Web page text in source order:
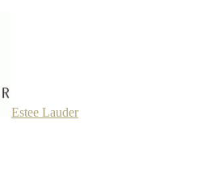
Estee Lauder